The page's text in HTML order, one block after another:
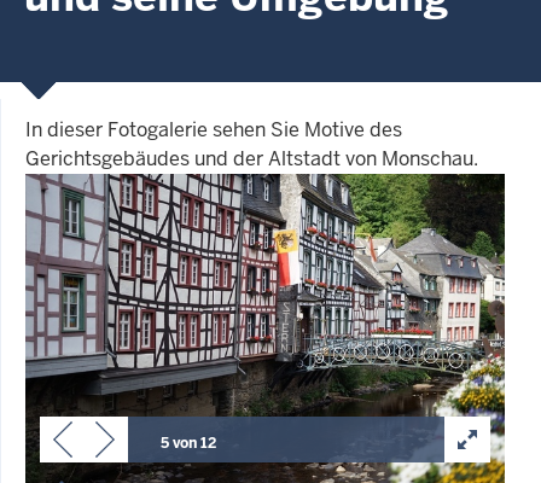
In dieser Fotogalerie sehen Sie Motive des
Gerichtsgebäudes und der Altstadt von Monschau.
5 von 12